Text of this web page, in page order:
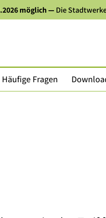
möglich— Die
Häufige Fragen